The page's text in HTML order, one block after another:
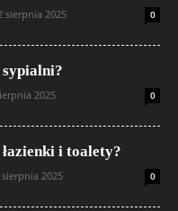
sierpnia 2025 0
2025 0
i toalety?
sierpnia 2025 0